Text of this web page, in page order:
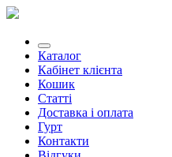
Каталог
Кабінет клієнта
Кошик
Статті
Доставка і оплата
Гурт
Контакти